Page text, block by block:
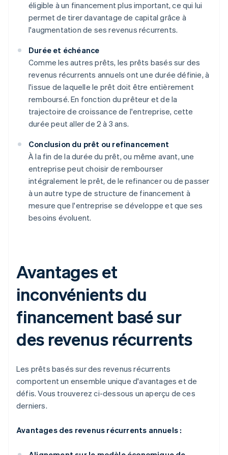
éligible à un financement plus important, ce qui lui
permet de tirer davantage de capital grâce à
l'augmentation de ses revenus récurrents.
Durée et échéance
Comme les autres prêts, les prêts basés sur des
revenus récurrents annuels ont une durée définie, à
l'issue de laquelle le prêt doit être entièrement
remboursé. En fonction du prêteur et de la
trajectoire de croissance de l'entreprise, cette
durée peut aller de 2 à 3 ans.
Conclusion du prêt ou refinancement
À la fin de la durée du prêt, ou même avant, une
entreprise peut choisir de rembourser
intégralement le prêt, de le refinancer ou de passer
à un autre type de structure de financement à
mesure que l'entreprise se développe et que ses
besoins évoluent.
Avantages et
inconvénients du
financement basé sur
des revenus récurrents
Les prêts basés sur des revenus récurrents
comportent un ensemble unique d'avantages et de
défis. Vous trouverez ci-dessous un aperçu de ces
derniers.
Avantages des revenus récurrents annuels :